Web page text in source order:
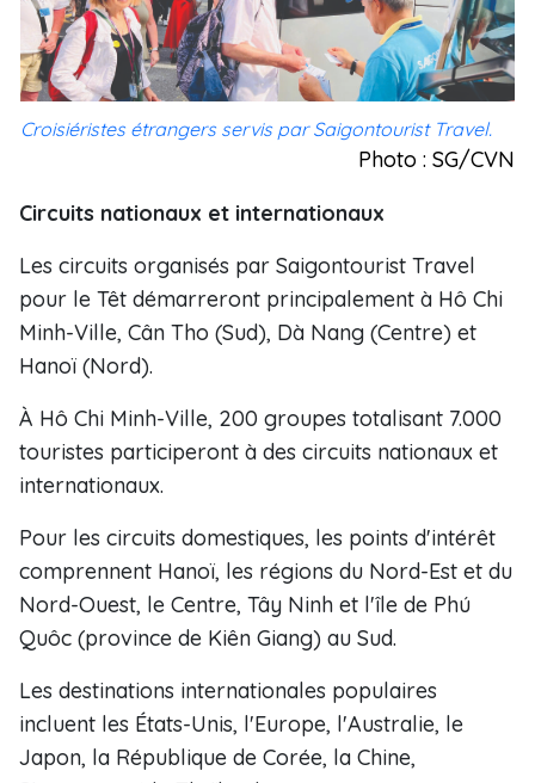
Croisiéristes étrangers servis par Saigontourist Travel.
Photo : SG/CVN
Circuits nationaux et internationaux
Les circuits organisés par Saigontourist Travel
pour le Têt démarreront principalement à Hô Chi
Minh-Ville, Cân Tho (Sud), Dà Nang (Centre) et
Hanoï (Nord).
À Hô Chi Minh-Ville, 200 groupes totalisant 7.000
touristes participeront à des circuits nationaux et
internationaux.
Pour les circuits domestiques, les points d'intérêt
comprennent Hanoï, les régions du Nord-Est et du
Nord-Ouest, le Centre, Tây Ninh et l'île de Phú
Quôc (province de Kiên Giang) au Sud.
Les destinations internationales populaires
incluent les États-Unis, l'Europe, l'Australie, le
Japon, la République de Corée, la Chine,